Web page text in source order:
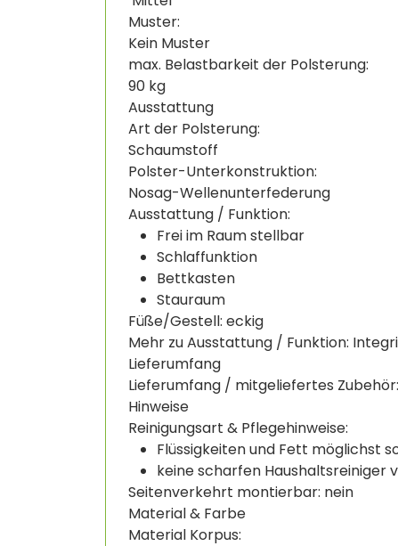
Muster:
Kein Muster
max. Belastbarkeit der Polsterung:
90 kg
Ausstattung
Art der Polsterung:
Schaumstoff
Polster-Unterkonstruktion:
Nosag-Wellenunterfederung
Ausstattung / Funktion:
Frei im Raum stellbar
Schlaffunktion
Bettkasten
Stauraum
Füße/Gestell: eckig
Mehr zu Ausstattung / Funktion:
Lieferumfang
Lieferumfang / mitgeliefertes Zubehör:
Hinweise
Reinigungsart & Pflegehinweise:
Flüssigkeiten und Fett möglichst
keine scharfen Haushaltsreiniger
Seitenverkehrt montierbar: nein
Material & Farbe
Material Korpus: